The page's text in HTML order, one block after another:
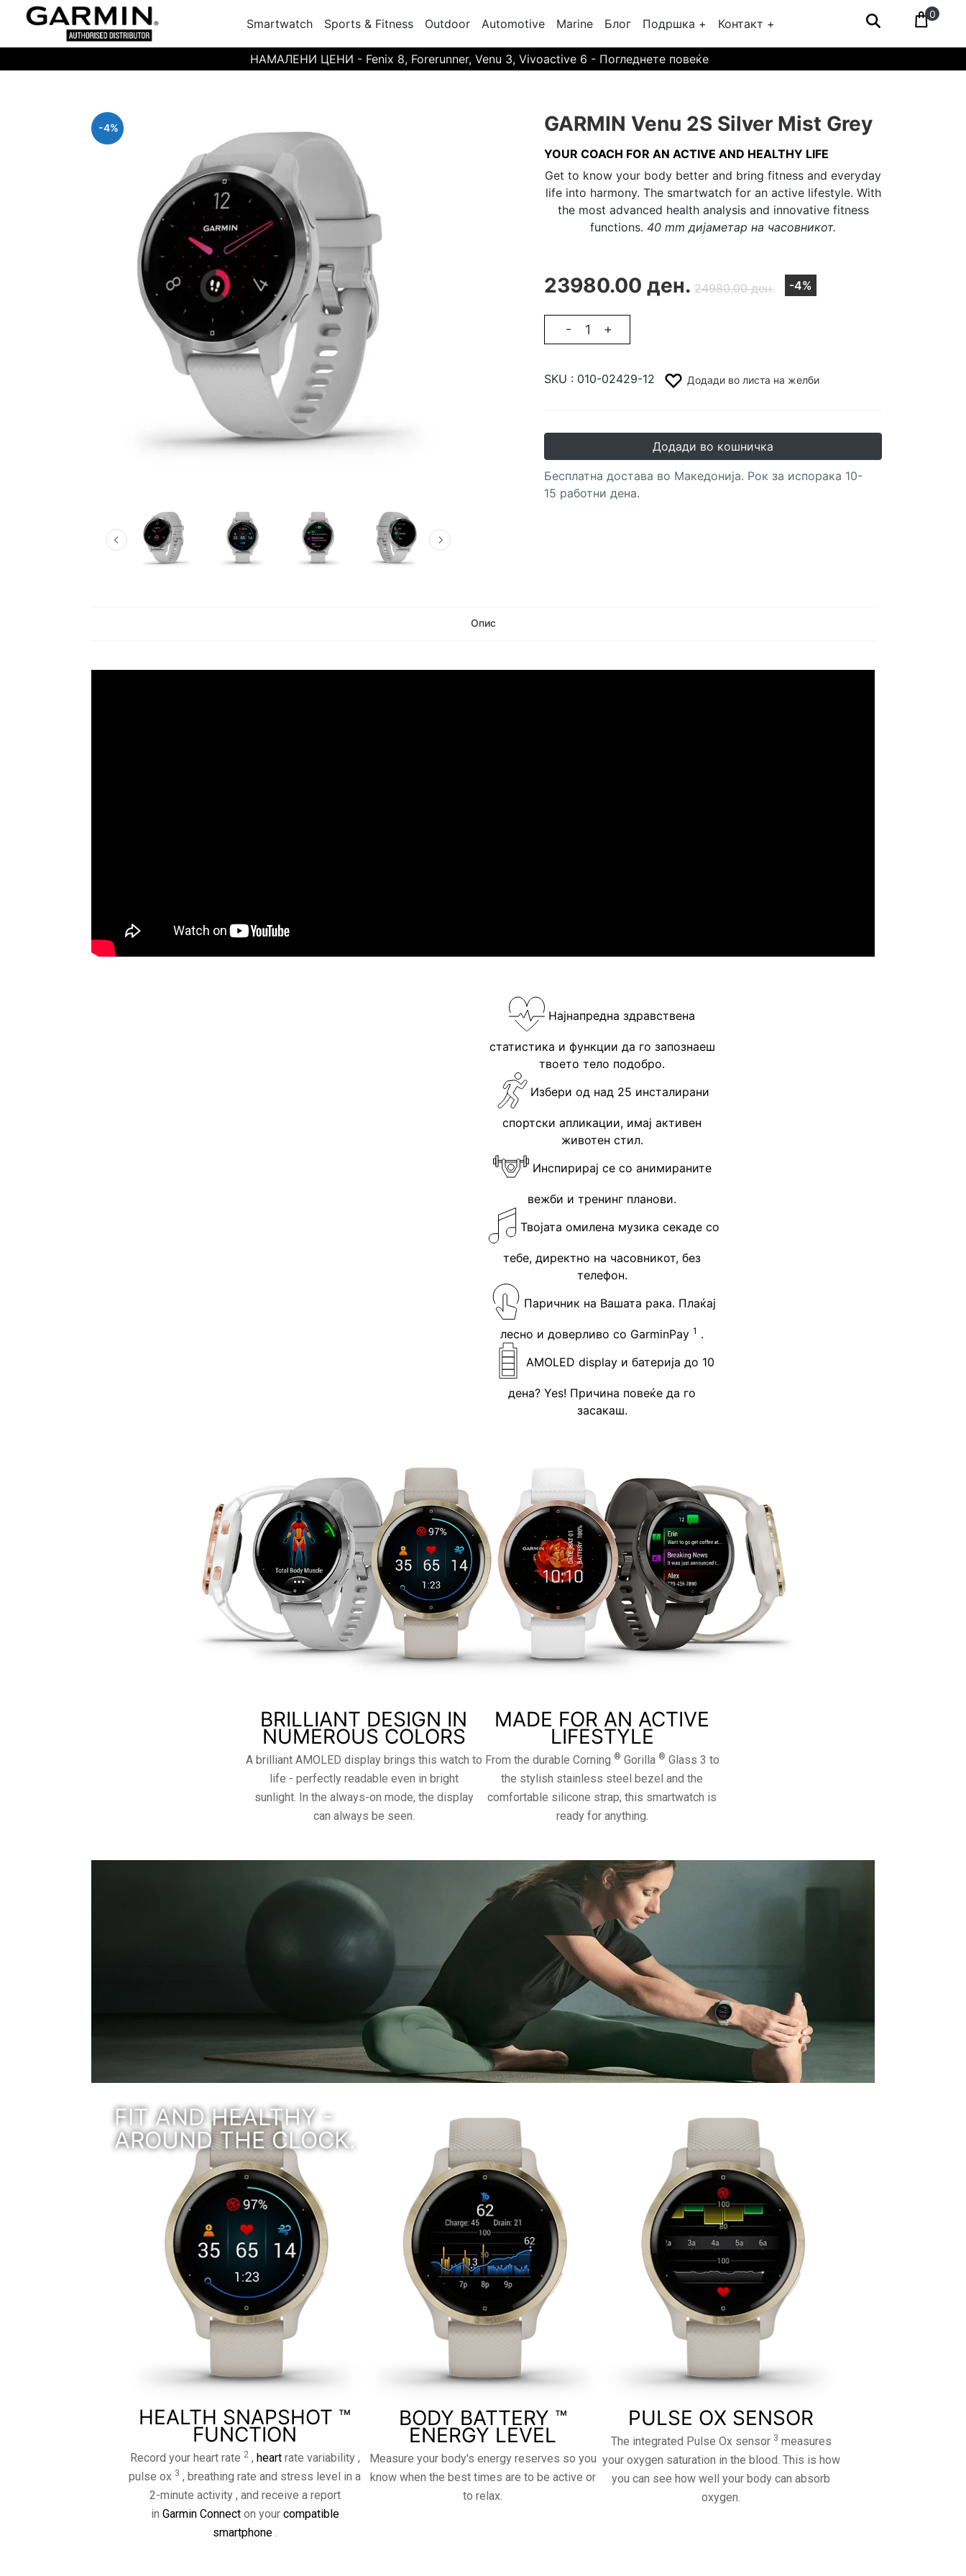
Smartwatch Sports & Fitness Outdoor Automotive Marine Блог Подршка + Контакт +
0
НАМАЛЕНИ ЦЕНИ - Fenix 8, Forerunner, Venu 3, Vivoactive 6 - Погледнете повеќе
-4% GARMIN Venu 2S Silver Mist Grey
YOUR COACH FOR AN ACTIVE AND HEALTHY LIFE
Get to know your body better and bring fitness and everyday
life into harmony. The smartwatch for an active lifestyle. With
the most advanced health analysis and innovative fitness
functions. 40 mm дијаметар на часовникот.
23980.00 ден. 24980.00 ден. -4%
- +
SKU : 010-02429-12 Додади во листа на желби
Додади во кошничка
Бесплатна достава во Македонија. Рок за испорака 10-
15 работни дена.
Опис
Најнапредна здравствена
статистика и функции да го запознаеш
твоето тело подобро.
Избери од над 25 инсталирани
спортски апликации, имај активен
животен стил.
Инспирирај се со анимираните
вежби и тренинг планови.
Твојата омилена музика секаде со
тебе, директно на часовникот, без
телефон.
Паричник на Вашата рака. Плаќај
лесно и доверливо со GarminPay1 .
AMOLED display и батерија до 10
дена? Yes! Причина повеќе да го
засакаш.
BRILLIANT DESIGN IN
NUMEROUS COLORS
A brilliant AMOLED display brings this watch to
life - perfectly readable even in bright
sunlight. In the always-on mode, the display
can always be seen.
MADE FOR AN ACTIVE
LIFESTYLE
From the durable Corning ® Gorilla ® Glass 3 to
the stylish stainless steel bezel and the
comfortable silicone strap, this smartwatch is
ready for anything.
FIT AND HEALTHY -
AROUND THE CLOCK.
HEALTH SNAPSHOT ™
FUNCTION
Record your heart rate 2, heartrate variability ,
pulse ox 3 , breathing rate and stress level in a
2-minute activity , and receive a report
in Garmin Connecton your compatible
smartphone.
BODY BATTERY ™
ENERGY LEVEL
Measure your body's energy reserves so you
know when the best times are to be active or
to relax.
PULSE OX SENSOR
The integrated Pulse Ox sensor 3 measures
your oxygen saturation in the blood. This is how
you can see how well your body can absorb
oxygen.